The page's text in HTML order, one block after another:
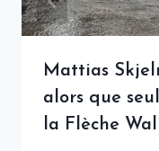
Mattias
alors que
la Flèche